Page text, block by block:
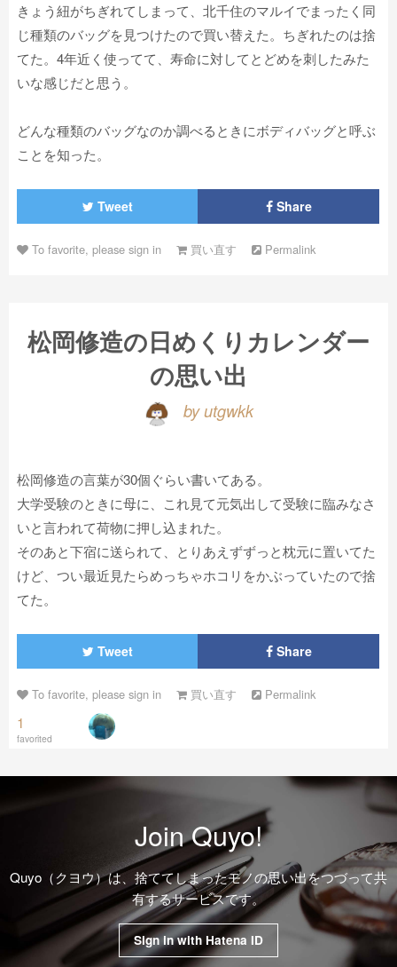
きょう紐がちぎれてしまって、北千住のマルイでまったく同
じ種類のバッグを見つけたので買い替えた。ちぎれたのは捨
てた。4年近く使ってて、寿命に対してとどめを刺したみた
いな感じだと思う。
どんな種類のバッグなのか調べるときにボディバッグと呼ぶ
ことを知った。
Tweet Share
To favorite, please sign in 買い直す Permalink
松岡修造の日めくりカレンダー
の思い出
by utgwkk
松岡修造の言葉が30個ぐらい書いてある。
大学受験のときに母に、これ見て元気出して受験に臨みなさ
いと言われて荷物に押し込まれた。
そのあと下宿に送られて、とりあえずずっと枕元に置いてた
けど、つい最近見たらめっちゃホコリをかぶっていたので捨
てた。
Tweet Share
To favorite, please sign in 買い直す Permalink
1
favorited
Join Quyo!
Quyo（クヨウ）は、捨ててしまったモノの思い出をつづって共
有するサービスです。
Sign in with Hatena ID